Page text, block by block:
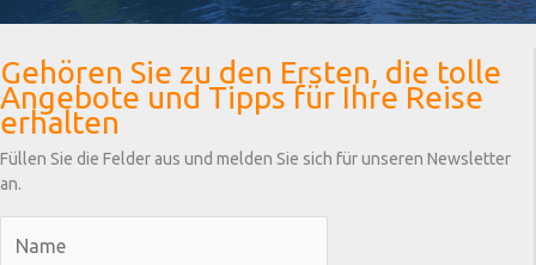
Gehören Sie zu den Ersten, die tolle
Angebote und Tipps für Ihre Reise
erhalten
Füllen Sie die Felder aus und melden Sie sich für unseren Newsletter
an.